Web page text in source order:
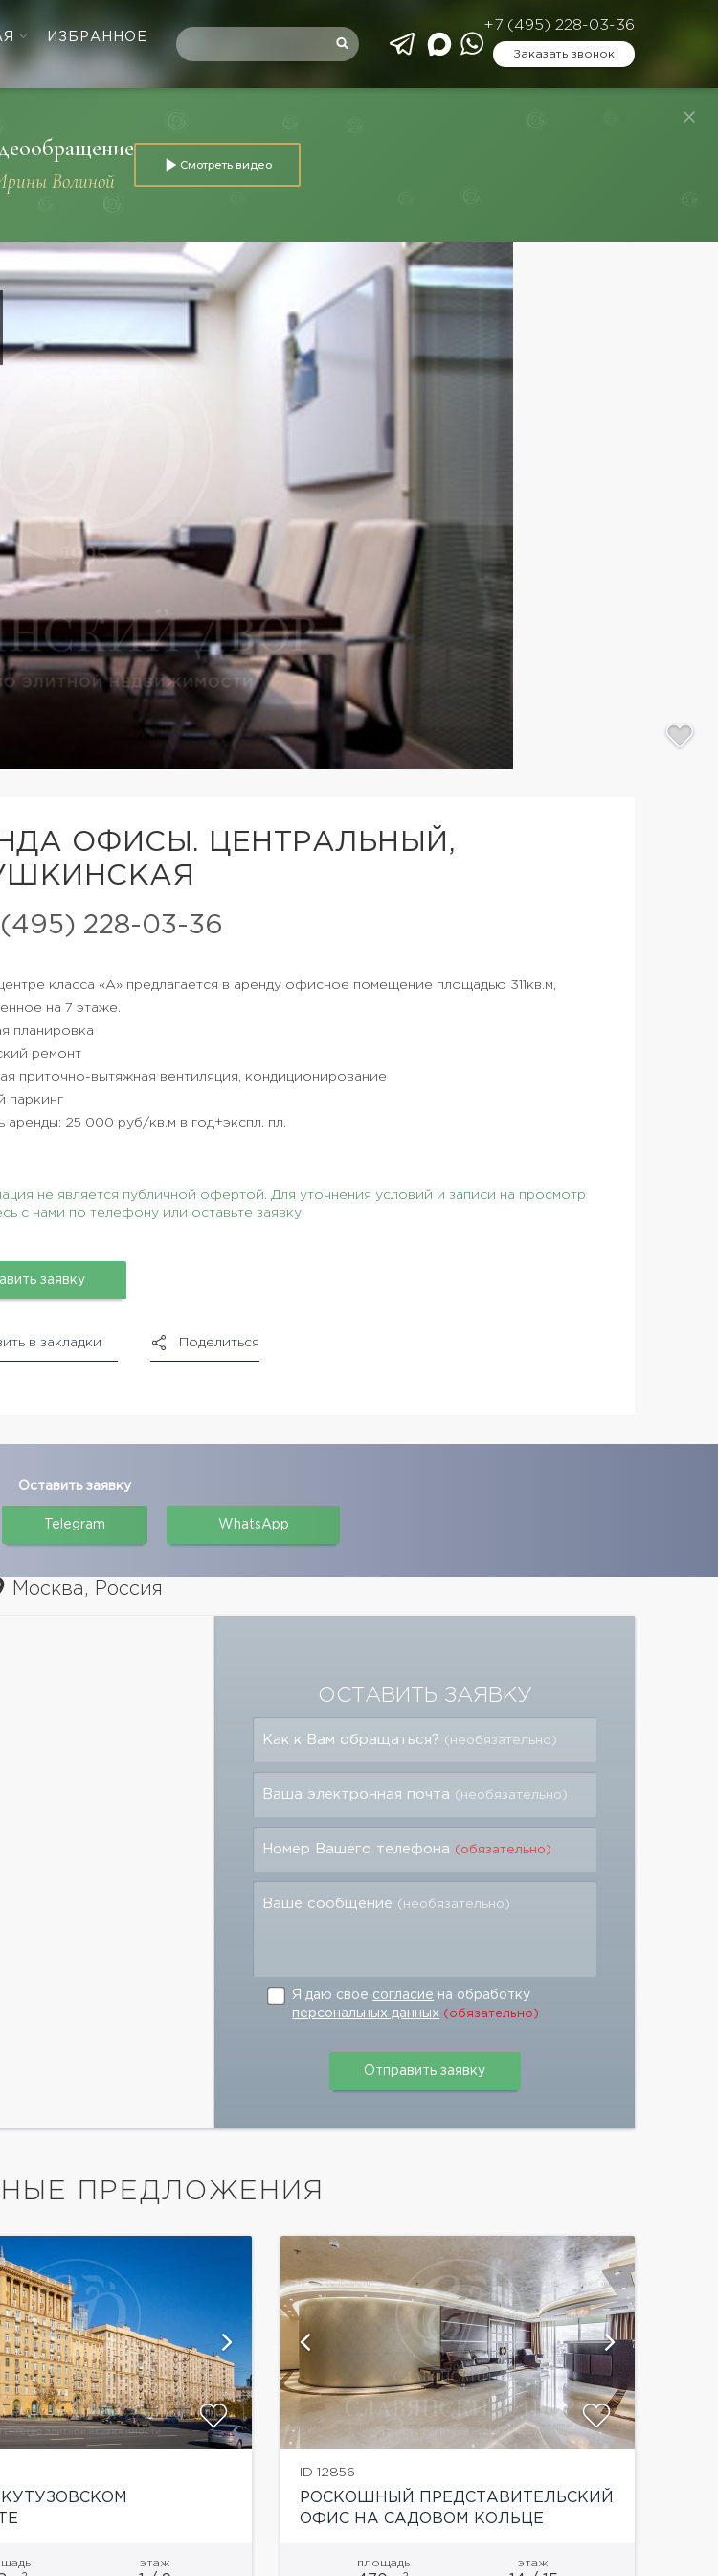
ИЗБРАННОЕ
+7 (495) 228-03-36
Заказать звонок
Волиной
Смотреть видео
ОФИСЫ. ЦЕНТРАЛЬНЫЙ,
228-03-36
класса «А» предлагается в аренду офисное помещение площадью 311кв.м,
на 7 этаже.
планировка
ремонт
приточно-вытяжная вентиляция, кондиционирование
паркинг
аренды: 25 000 руб/кв.м в год+экспл. пл.
не является публичной офертой. Для уточнения условий и записи на просмотр
с нами по телефону или оставьте заявку.
заявку
в закладки Поделиться
Оставить заявку
Telegram WhatsApp
Москва, Россия
ОСТАВИТЬ ЗАЯВКУ
Как к Вам обращаться? (необязательно)
Ваша электронная почта (необязательно)
Номер Вашего телефона (обязательно)
Ваше сообщение (необязательно)
Я даю свое согласие на обработку
персональных данных (обязательно)
ПРЕДЛОЖЕНИЯ
этаж
показать ещё 6 фотографий
ID 12856
РОСКОШНЫЙ ПРЕДСТАВИТЕЛЬСКИЙ
ОФИС НА САДОВОМ КОЛЬЦЕ
площадь этаж